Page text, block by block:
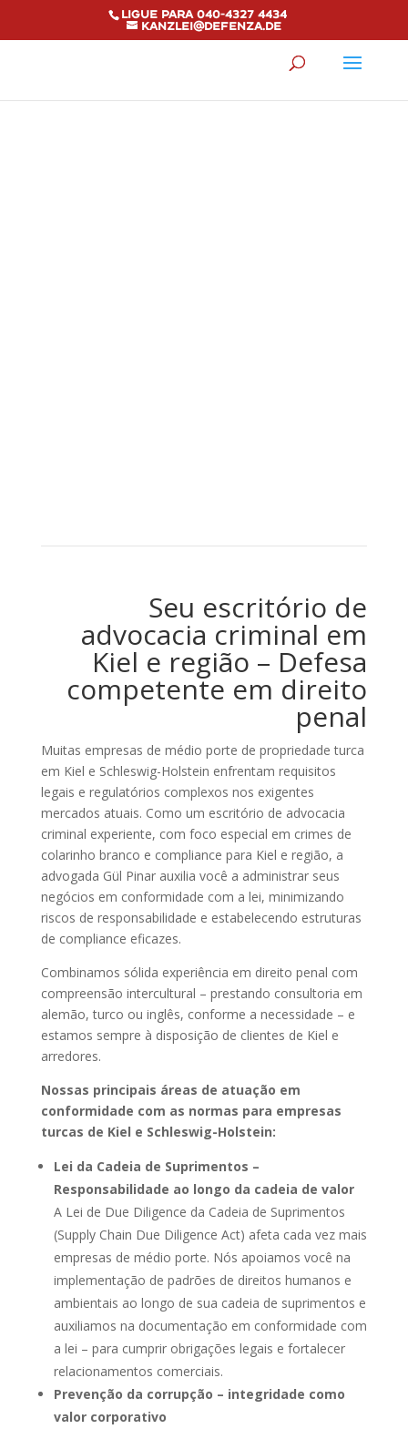
Ligue para 040-4327 4434
kanzlei@defenza.de
Seu escritório de
advocacia criminal em
Kiel e região – Defesa
competente em direito
penal
Muitas empresas de médio porte de propriedade turca
em Kiel e Schleswig-Holstein enfrentam requisitos
legais e regulatórios complexos nos exigentes
mercados atuais. Como um escritório de advocacia
criminal experiente, com foco especial em crimes de
colarinho branco e compliance para Kiel e região, a
advogada Gül Pinar auxilia você a administrar seus
negócios em conformidade com a lei, minimizando
riscos de responsabilidade e estabelecendo estruturas
de compliance eficazes.
Combinamos sólida experiência em direito penal com
compreensão intercultural – prestando consultoria em
alemão, turco ou inglês, conforme a necessidade – e
estamos sempre à disposição de clientes de Kiel e
arredores.
Nossas principais áreas de atuação em
conformidade com as normas para empresas
turcas de Kiel e Schleswig-Holstein:
Lei da Cadeia de Suprimentos –
Responsabilidade ao longo da cadeia de valor
A Lei de Due Diligence da Cadeia de Suprimentos
(Supply Chain Due Diligence Act) afeta cada vez mais
empresas de médio porte. Nós apoiamos você na
implementação de padrões de direitos humanos e
ambientais ao longo de sua cadeia de suprimentos e
auxiliamos na documentação em conformidade com
a lei – para cumprir obrigações legais e fortalecer
relacionamentos comerciais.
Prevenção da corrupção – integridade como
valor corporativo